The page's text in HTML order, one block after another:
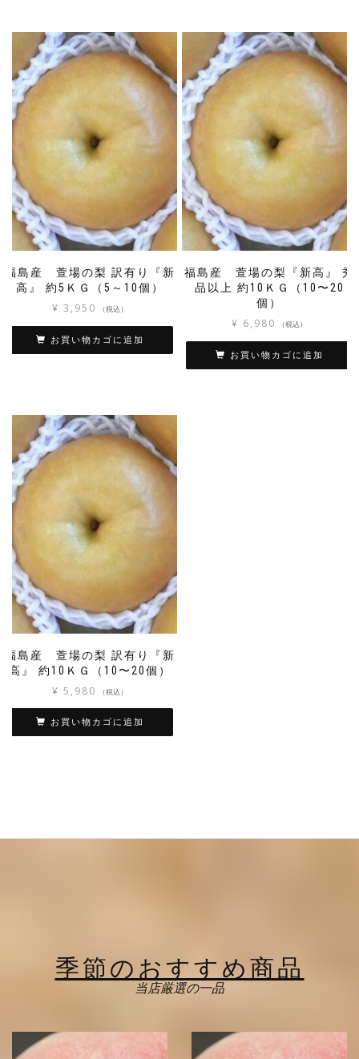
福島産 萱場の梨 訳有り『新
高』 約5ＫＧ（5～10個）
¥ 3,950 （税込）
お買い物カゴに追加
福島産 萱場の梨『新高』 秀
品以上 約10ＫＧ（10〜20
個）
¥ 6,980 （税込）
お買い物カゴに追加
福島産 萱場の梨 訳有り『新
高』 約10ＫＧ（10〜20個）
¥ 5,980 （税込）
お買い物カゴに追加
季節のおすすめ商品
当店厳選の一品